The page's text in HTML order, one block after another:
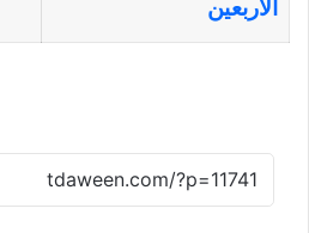
الاربعين